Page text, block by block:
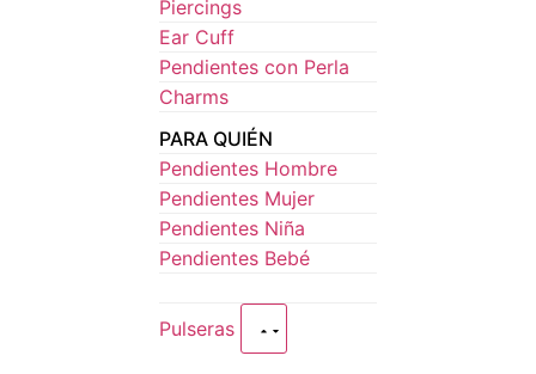
Piercings
Ear Cuff
Pendientes con Perla
Charms
PARA QUIÉN
Pendientes Hombre
Pendientes Mujer
Pendientes Niña
Pendientes Bebé
Pulseras